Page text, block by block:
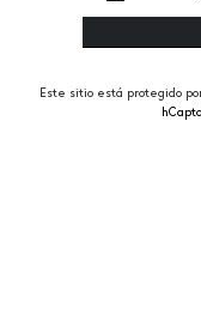
Este sitio está protegido